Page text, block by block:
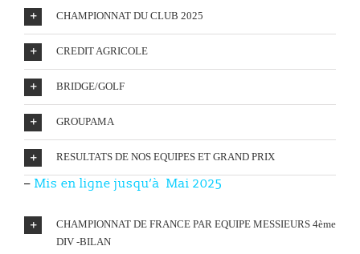
CHAMPIONNAT DU CLUB 2025
CREDIT AGRICOLE
BRIDGE/GOLF
GROUPAMA
RESULTATS DE NOS EQUIPES ET GRAND PRIX
– Mis en ligne jusqu’à Mai 2025
CHAMPIONNAT DE FRANCE PAR EQUIPE MESSIEURS 4ème
DIV -BILAN